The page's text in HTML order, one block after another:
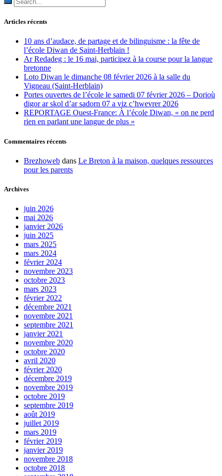
Articles récents
10 ans d’audace, de partage et de bilinguisme : la fête de
l’école Diwan de Saint-Herblain !
Ar Redadeg : le 16 mai, participez à la course pour la langue
bretonne
Loto Diwan le dimanche 08 février 2026 à la salle du
Vigneau (Saint-Herblain)
Portes ouvertes de l’école le samedi 07 février 2026 – Dorioù
digor ar skol d’ar sadorn 07 a viz c’hwevrer 2026
REPORTAGE Ouest-France: À l’école Diwan, « on ne perd
rien en parlant une langue de plus »
Commentaires récents
Brezhoweb dans Le Breton à la maison, quelques ressources
pour les parents
Archives
juin 2026
mai 2026
janvier 2026
juin 2025
mars 2025
mars 2024
février 2024
novembre 2023
octobre 2023
mars 2023
février 2022
décembre 2021
novembre 2021
septembre 2021
janvier 2021
novembre 2020
octobre 2020
avril 2020
février 2020
décembre 2019
novembre 2019
octobre 2019
septembre 2019
août 2019
juillet 2019
mars 2019
février 2019
janvier 2019
novembre 2018
octobre 2018